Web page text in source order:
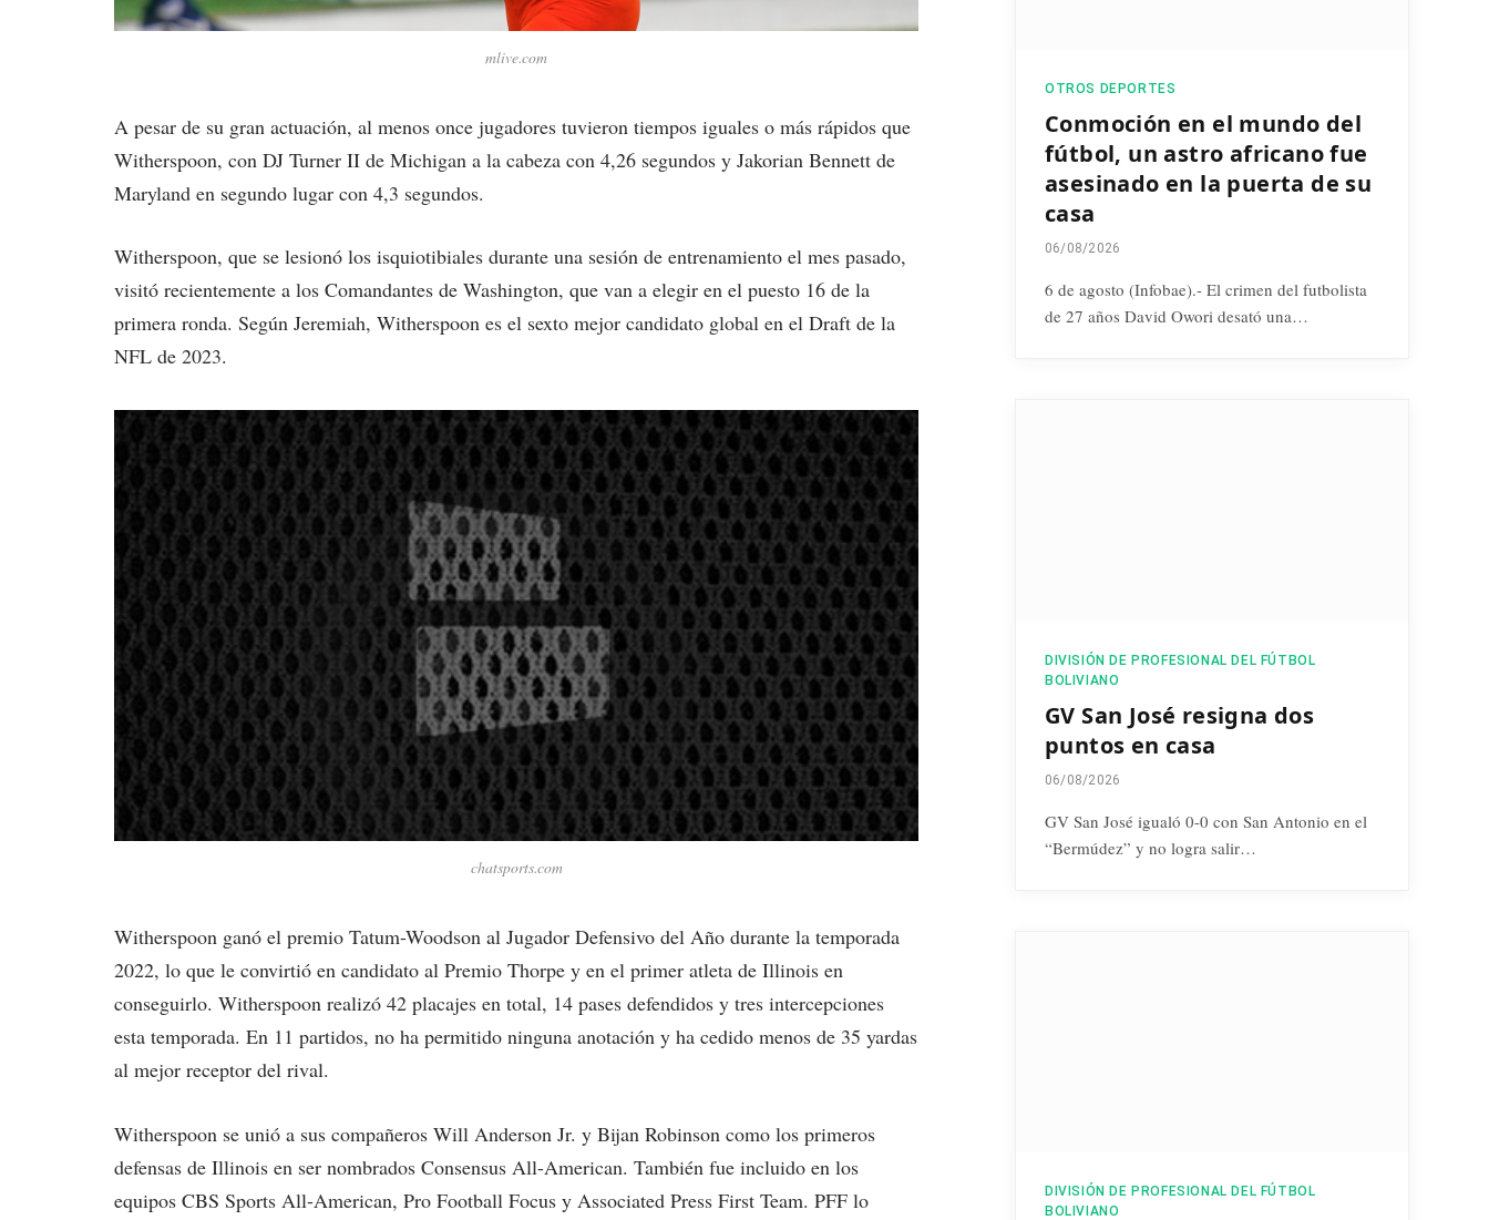
mlive.com
A pesar de su gran actuación, al menos once jugadores tuvieron tiempos iguales o más rápidos que
Witherspoon, con DJ Turner II de Michigan a la cabeza con 4,26 segundos y Jakorian Bennett de
Maryland en segundo lugar con 4,3 segundos.
Witherspoon, que se lesionó los isquiotibiales durante una sesión de entrenamiento el mes pasado,
visitó recientemente a los Comandantes de Washington, que van a elegir en el puesto 16 de la
primera ronda. Según Jeremiah, Witherspoon es el sexto mejor candidato global en el Draft de la
NFL de 2023.
chatsports.com
Witherspoon ganó el premio Tatum-Woodson al Jugador Defensivo del Año durante la temporada
2022, lo que le convirtió en candidato al Premio Thorpe y en el primer atleta de Illinois en
conseguirlo. Witherspoon realizó 42 placajes en total, 14 pases defendidos y tres intercepciones
esta temporada. En 11 partidos, no ha permitido ninguna anotación y ha cedido menos de 35 yardas
al mejor receptor del rival.
Witherspoon se unió a sus compañeros Will Anderson Jr. y Bijan Robinson como los primeros
defensas de Illinois en ser nombrados Consensus All-American. También fue incluido en los
equipos CBS Sports All-American, Pro Football Focus y Associated Press First Team. PFF lo
OTROS DEPORTES
Conmoción en el mundo del
fútbol, un astro africano fue
asesinado en la puerta de su
casa
06/08/2026
6 de agosto (Infobae).- El crimen del futbolista
de 27 años David Owori desató una…
DIVISIÓN DE PROFESIONAL DEL FÚTBOL
BOLIVIANO
GV San José resigna dos
puntos en casa
06/08/2026
GV San José igualó 0-0 con San Antonio en el
“Bermúdez” y no logra salir…
DIVISIÓN DE PROFESIONAL DEL FÚTBOL
BOLIVIANO